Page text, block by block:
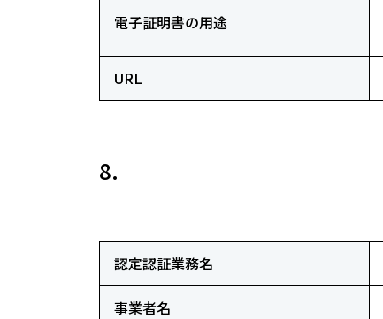
電子証明書の用途
URL
8.
認定認証業務名
事業者名